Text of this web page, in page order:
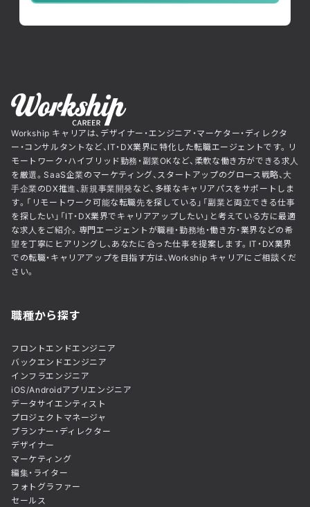
Workship キャリアは、デザイナー・エンジニア・マーケター・ディレクタ
ー・コンサルタントなど、IT・DX業界に特化した転職エージェントです。リ
モートワーク・ハイブリッド勤務・副業OKなど、柔軟な働き方ができる求人
を厳選。SaaS企業のマーケティング、スタートアップのグロース戦略、大
手企業のDX推進、新規事業開発など、多様なキャリアパスをサポートしま
す。「リモートワーク可能な転職先を探している」「副業と両立できる仕事
を探したい」「IT・DX業界でキャリアアップしたい」と考えている方に最適
な求人をご紹介。専門エージェントが職種・勤務地・働き方・業界などの希
望を丁寧にヒアリングし、あなたに合った仕事を提案します。IT・DX業界
での転職・キャリアアップを目指す方は、Workship キャリアにご相談くだ
さい。
職種から探す
フロントエンドエンジニア
バックエンドエンジニア
インフラエンジニア
iOS/Androidアプリエンジニア
データサイエンティスト
プロジェクトマネージャ
プランナー・ディレクター
デザイナー
マーケティング
編集・ライター
フォトグラファー
セールス